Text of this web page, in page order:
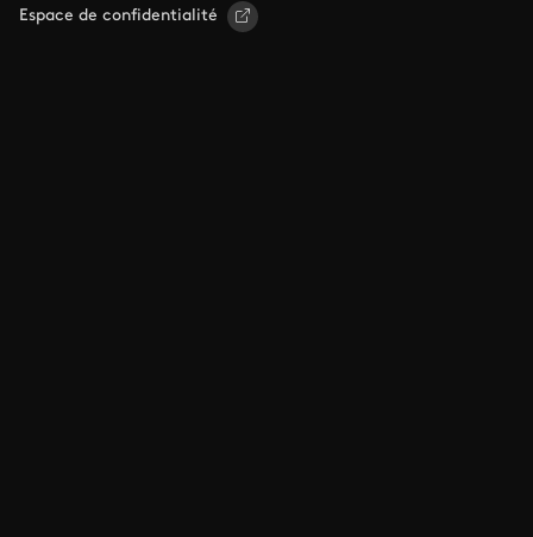
Espace de confidentialité